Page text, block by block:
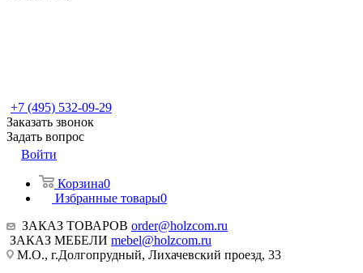
+7 (495) 532-09-29
Заказать звонок
Задать вопрос
Войти
Корзина0
Избранные товары0
ЗАКАЗ ТОВАРОВ order@holzcom.ru
ЗАКАЗ МЕБЕЛИ mebel@holzcom.ru
М.О., г.Долгопрудный, Лихачевский проезд, 33